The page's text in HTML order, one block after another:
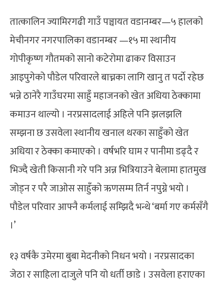
तात्कालिन ज्यामिरगढी गाउँ पञ्चायत वडानम्बर—५ हालको
मेचीनगर नगरपालिका वडानम्बर —१५ मा स्थानीय
गोपीकृष्ण गौतमको सानो कटेरोमा ढाकर विसाउन
आइपुगेको पौडेल परिवारले बाच्नका लागि खानु त पर्दाे रहेछ
भन्ने ठानेरै गाउँघरमा साहुँ महाजनको खेत अधिया ठेक्कामा
कमाउन थाल्यो । नरप्रसादलाई अहिले पनि झलझलि
सम्झना छ उसवेला स्थानीय खनाल थरका साहुँको खेत
अधिया र ठेक्का कमाएको । वर्षभरि घाम र पानीमा डढ्दै र
भिज्दै खेती किसानी गरे पनि अन्न भित्रियाउने बेलामा हातमुख
जोड्न र परै जाओस साहुँको ऋणसम्म तिर्न नपुग्ने भयो ।
पौडेल परिवार आफ्नै कर्मलाई सम्झिदै भन्थे ‘बर्मा गए कर्मसँगै
।’
१३ वर्षकै उमेरमा बुबा मेदनीको निधन भयो । नरप्रसादका
जेठा र साहिला दाजुले पनि यो धर्ती छाडे । उसवेला हराएका